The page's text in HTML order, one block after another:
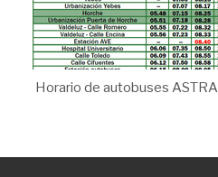
Horario de autobuses ASTRA